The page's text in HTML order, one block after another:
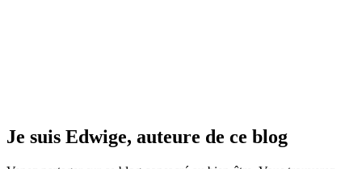
Je suis Edwige, auteure de ce blog